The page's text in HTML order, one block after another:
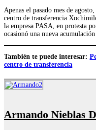
Apenas el pasado mes de
centro de transferencia
la empresa PASA, en protesta
ocasionó una nueva
También te puede interesar:
centro de transferencia
Armando Nieblas